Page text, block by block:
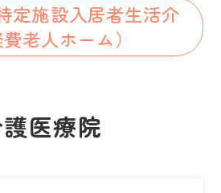
定施設入居者生活介
老人ホーム）
医療院